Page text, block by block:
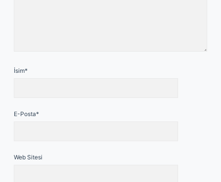
İsim*
E-Posta*
Web Sitesi